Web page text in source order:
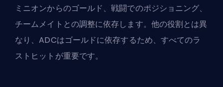
ミニオンからのゴールド、戦闘でのポジショニング、
チームメイトとの調整に依存します。他の役割とは異
なり、ADCはゴールドに依存するため、すべてのラ
ストヒットが重要です。